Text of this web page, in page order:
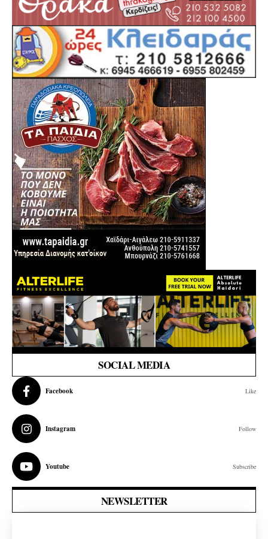
SOCIAL MEDIA
Facebook Like
Instagram Follow
Youtube Subscribe
NEWSLETTER